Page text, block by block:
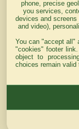
phone, precise
you services,
devices and screens
and video),
You can "accept all"
"cookies" footer link
object to
choices remain valid